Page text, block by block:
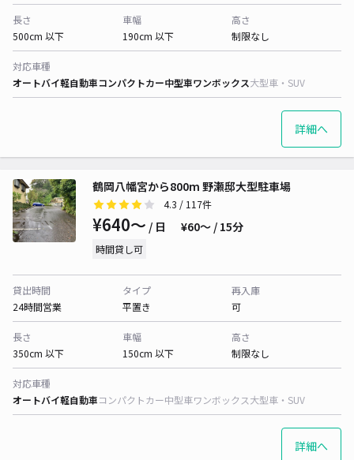
長さ
500cm 以下
車幅
190cm 以下
高さ
制限なし
対応車種
オートバイ軽自動車コンパクトカー中型車ワンボックス大型車・SUV
詳細へ
鶴岡八幡宮から800m 野瀬邸大型駐車場
4.3 / 117件
¥640〜 / 日 ¥60〜 / 15分
時間貸し可
貸出時間
24時間営業
タイプ
平置き
再入庫
可
長さ
350cm 以下
車幅
150cm 以下
高さ
制限なし
対応車種
オートバイ軽自動車コンパクトカー中型車ワンボックス大型車・SUV
詳細へ